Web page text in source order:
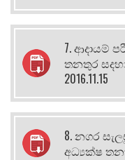
7. ආදායම්
තනතුර
2016.11.15
8. නගර
අධ්‍යක්ෂ